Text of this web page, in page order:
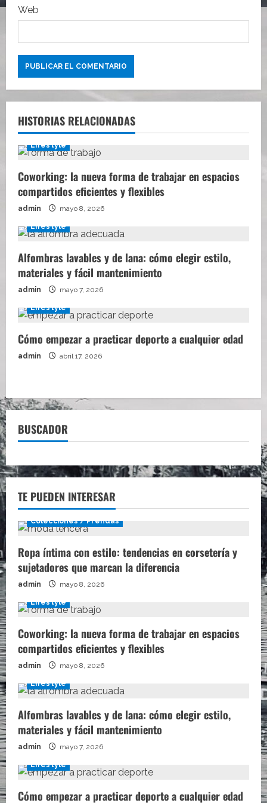
s
Web
HISTORIAS RELACIONADAS
Lifestyle
Coworking: la nueva forma de trabajar en espacios
compartidos eficientes y flexibles
admin mayo 8, 2026
Lifestyle
Alfombras lavables y de lana: cómo elegir estilo,
materiales y fácil mantenimiento
admin mayo 7, 2026
Lifestyle
Cómo empezar a practicar deporte a cualquier edad
admin abril 17, 2026
BUSCADOR
TE PUEDEN INTERESAR
Colecciones / Prendas
Ropa íntima con estilo: tendencias en corsetería y
sujetadores que marcan la diferencia
admin mayo 8, 2026
Lifestyle
Coworking: la nueva forma de trabajar en espacios
compartidos eficientes y flexibles
admin mayo 8, 2026
Lifestyle
Alfombras lavables y de lana: cómo elegir estilo,
materiales y fácil mantenimiento
admin mayo 7, 2026
Lifestyle
Cómo empezar a practicar deporte a cualquier edad